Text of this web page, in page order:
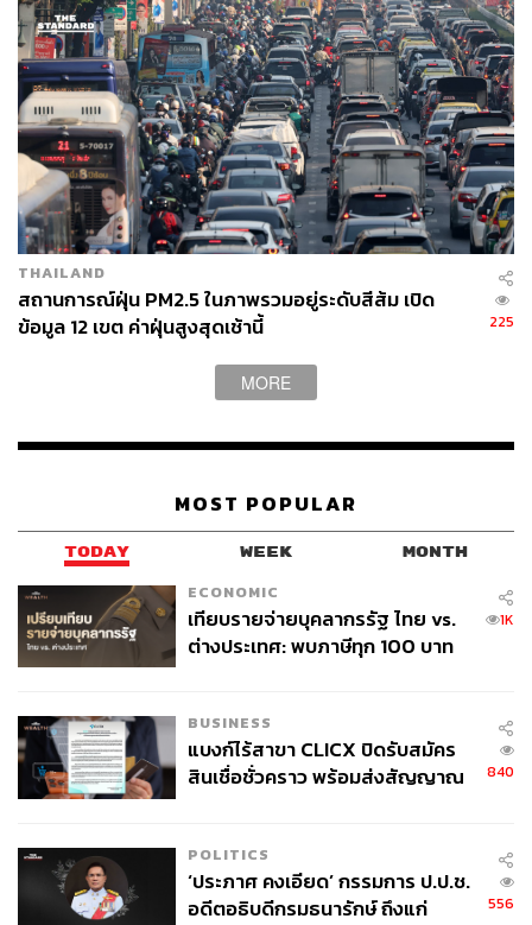
THAILAND
สถานการณ์ฝุ่น PM2.5 ในภาพรวมอยู่ระดับสีส้ม เปิด
ข้อมูล 12 เขต ค่าฝุ่นสูงสุดเช้านี้
225
MORE
MOST POPULAR
TODAY WEEK MONTH
ECONOMIC
เทียบรายจ่ายบุคลากรรัฐ ไทย vs.
ต่างประเทศ: พบภาษีทุก 100 บาท
1K
BUSINESS
แบงก์ไร้สาขา CLICX ปิดรับสมัคร
สินเชื่อชั่วคราว พร้อมส่งสัญญาณ
840
POLITICS
‘ประภาศ คงเอียด’ กรรมการ ป.ป.ช.
อดีตอธิบดีกรมธนารักษ์ ถึงแก่
556